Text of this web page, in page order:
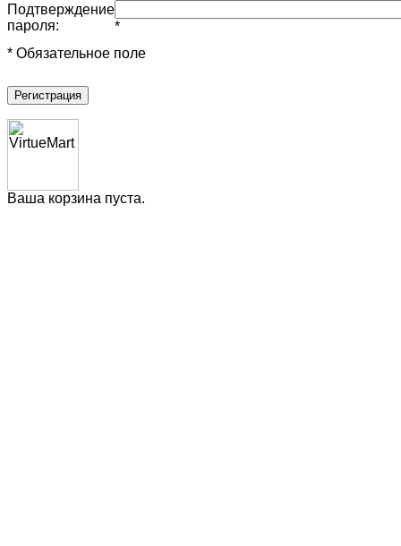
Подтверждение
пароля:
*
* Обязательное поле
Регистрация
Ваша корзина пуста.